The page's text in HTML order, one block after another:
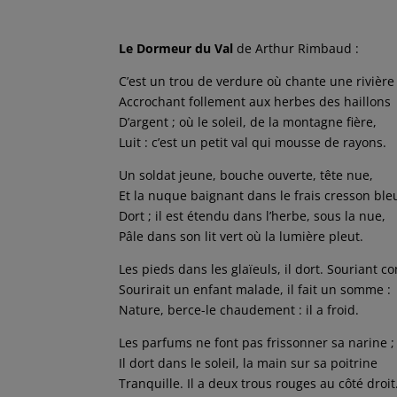
Le Dormeur du Val de Arthur Rimbaud :
C’est un trou de verdure où chante une rivière
Accrochant follement aux herbes des haillons
D’argent ; où le soleil, de la montagne fière,
Luit : c’est un petit val qui mousse de rayons.
Un soldat jeune, bouche ouverte, tête nue,
Et la nuque baignant dans le frais cresson
Dort ; il est étendu dans l’herbe, sous la nue,
Pâle dans son lit vert où la lumière pleut.
Les pieds dans les glaïeuls, il dort. Souriant
Sourirait un enfant malade, il fait un somme :
Nature, berce-le chaudement : il a froid.
Les parfums ne font pas frissonner sa narine ;
Il dort dans le soleil, la main sur sa poitrine
Tranquille. Il a deux trous rouges au côté droit.